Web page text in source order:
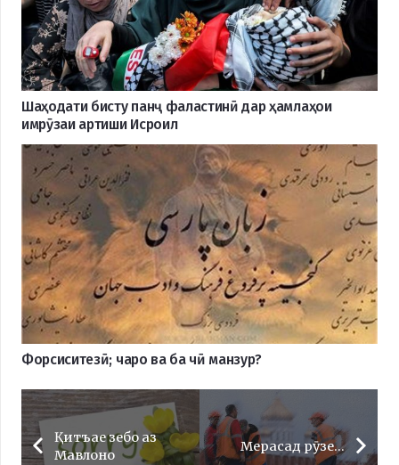
Шаҳодати бисту панҷ фаластинӣ дар ҳамлаҳои
имрӯзаи артиши Исроил
Форсиситезӣ; чаро ва ба чӣ манзур?
Қитъае зебо аз
Мавлоно
Мерасад рӯзе…